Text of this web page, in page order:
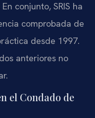
conjunto, SRIS ha
comprobada de
desde 1997.
anteriores no
el Condado de